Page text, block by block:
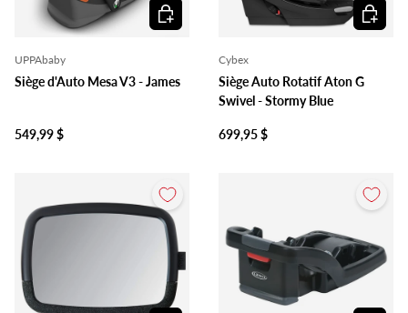
UPPAbaby
Siège d'Auto Mesa V3 - James
549,99 $
Ajouter au panier
Cybex
Siège Auto Rotatif Aton G
Swivel - Stormy Blue
699,95 $
Ajouter